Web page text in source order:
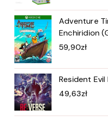
Adventure
Enchiridion
59,90zł
Resident Evil
49,63zł